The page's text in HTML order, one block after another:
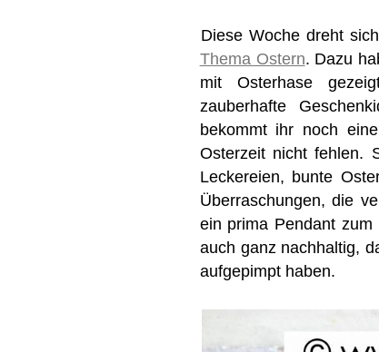
Diese Woche dreht
Thema Ostern. Dazu
mit Osterhase
zauberhafte
bekommt ihr noch
Osterzeit nicht fehlen.
Leckereien, bunte
Überraschungen, die
ein prima Pendant
auch ganz nachhaltig,
aufgepimpt haben.